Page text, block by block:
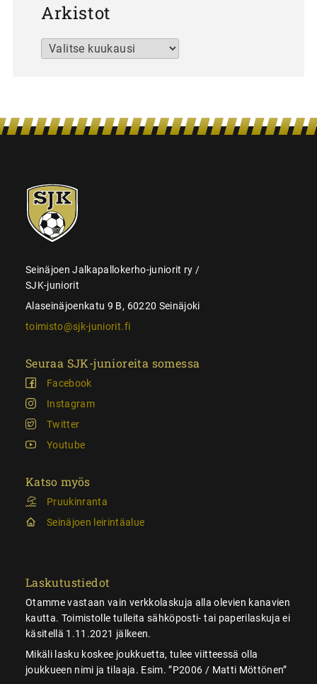
Arkistot
Arkistot
SJK-
juniorit
Seinäjoen Jalkapallokerho-juniorit ry /
SJK-juniorit
Alaseinäjoenkatu 9 B, 60220 Seinäjoki
toimisto@sjk-juniorit.fi
Seuraa SJK-junioreita somessa
Facebook
Instagram
Twitter
Youtube
Katso myös
Pruukinranta
Seinäjoen leirintäalue
Laskutustiedot
Otamme vastaan vain verkkolaskuja alla olevien kanavien
kautta. Toimistolle tulleita sähköposti- tai paperilaskuja ei
käsitellä 1.11.2021 jälkeen.
Mikäli lasku koskee joukkuetta, tulee viitteessä olla
joukkueen nimi ja tilaaja. Esim. ”P2006 / Matti Möttönen”